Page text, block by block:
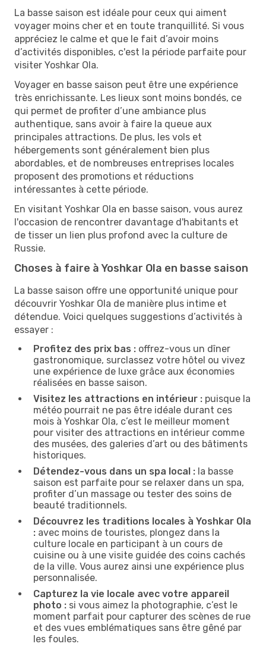
La basse saison est idéale pour ceux qui aiment
voyager moins cher et en toute tranquillité. Si vous
appréciez le calme et que le fait d’avoir moins
d’activités disponibles, c'est la période parfaite pour
visiter Yoshkar Ola.
Voyager en basse saison peut être une expérience
très enrichissante. Les lieux sont moins bondés, ce
qui permet de profiter d’une ambiance plus
authentique, sans avoir à faire la queue aux
principales attractions. De plus, les vols et
hébergements sont généralement bien plus
abordables, et de nombreuses entreprises locales
proposent des promotions et réductions
intéressantes à cette période.
En visitant Yoshkar Ola en basse saison, vous aurez
l'occasion de rencontrer davantage d'habitants et
de tisser un lien plus profond avec la culture de
Russie.
Choses à faire à Yoshkar Ola en basse saison
La basse saison offre une opportunité unique pour
découvrir Yoshkar Ola de manière plus intime et
détendue. Voici quelques suggestions d’activités à
essayer :
Profitez des prix bas : offrez-vous un dîner
gastronomique, surclassez votre hôtel ou vivez
une expérience de luxe grâce aux économies
réalisées en basse saison.
Visitez les attractions en intérieur : puisque la
météo pourrait ne pas être idéale durant ces
mois à Yoshkar Ola, c’est le meilleur moment
pour visiter des attractions en intérieur comme
des musées, des galeries d’art ou des bâtiments
historiques.
Détendez-vous dans un spa local : la basse
saison est parfaite pour se relaxer dans un spa,
profiter d’un massage ou tester des soins de
beauté traditionnels.
Découvrez les traditions locales à Yoshkar Ola
: avec moins de touristes, plongez dans la
culture locale en participant à un cours de
cuisine ou à une visite guidée des coins cachés
de la ville. Vous aurez ainsi une expérience plus
personnalisée.
Capturez la vie locale avec votre appareil
photo : si vous aimez la photographie, c’est le
moment parfait pour capturer des scènes de rue
et des vues emblématiques sans être gêné par
les foules.